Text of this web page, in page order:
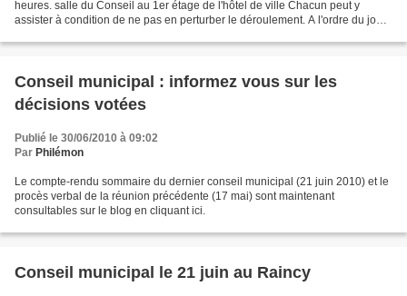
heures. salle du Conseil au 1er étage de l'hôtel de ville Chacun peut y
assister à condition de ne pas en perturber le déroulement. A l'ordre du jour
Conseil municipal : informez vous sur les
décisions votées
Publié le 30/06/2010 à 09:02
Par Philémon
Le compte-rendu sommaire du dernier conseil municipal (21 juin 2010) et le
procès verbal de la réunion précédente (17 mai) sont maintenant
consultables sur le blog en cliquant ici.
Conseil municipal le 21 juin au Raincy